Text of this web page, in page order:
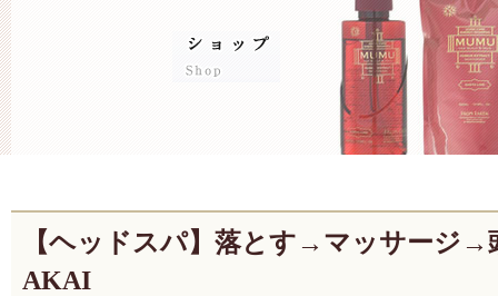
【ヘッドスパ】落とす→マッサージ
AKAI